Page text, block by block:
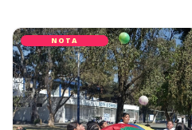
NOTA